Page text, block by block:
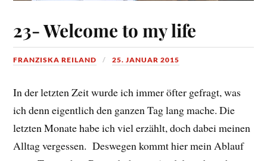
23- Welcome to my life
FRANZISKA REILAND 25. JANUAR 2015
In der letzten Zeit wurde ich immer öfter gefragt, was
ich denn eigentlich den ganzen Tag lang mache. Die
letzten Monate habe ich viel erzählt, doch dabei meinen
Alltag vergessen. Deswegen kommt hier mein Ablauf